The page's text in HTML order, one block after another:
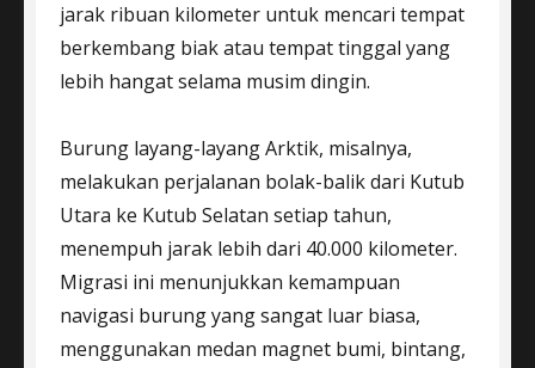
jarak ribuan kilometer untuk mencari tempat
berkembang biak atau tempat tinggal yang
lebih hangat selama musim dingin.
Burung layang-layang Arktik, misalnya,
melakukan perjalanan bolak-balik dari Kutub
Utara ke Kutub Selatan setiap tahun,
menempuh jarak lebih dari 40.000 kilometer.
Migrasi ini menunjukkan kemampuan
navigasi burung yang sangat luar biasa,
menggunakan medan magnet bumi, bintang,